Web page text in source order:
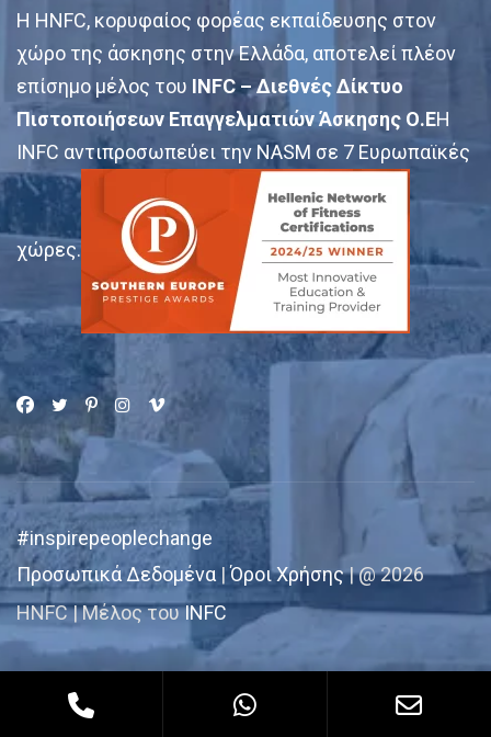
Η HNFC, κορυφαίος φορέας εκπαίδευσης στον
χώρο της άσκησης στην Ελλάδα, αποτελεί πλέον
επίσημο μέλος του INFC – Διεθνές Δίκτυο
Πιστοποιήσεων Επαγγελματιών Άσκησης Ο.ΕΗ
INFC αντιπροσωπεύει την NASM σε 7 Ευρωπαϊκές
χώρες.
Προσωπικά Δεδομένα |Όροι Χρήσης| @ 2026
HNFC | Μέλος τουINFC
#inspirepeoplechange